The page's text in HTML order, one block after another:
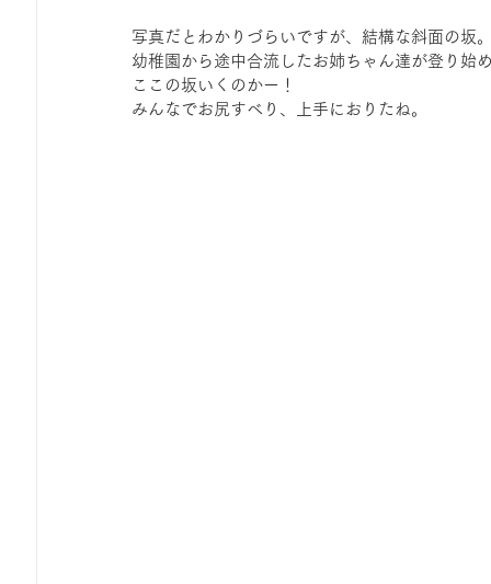
写真だとわかりづらいですが、結構な斜面の坂
幼稚園から途中合流したお姉ちゃん達が登り始
ここの坂いくのかー！
みんなでお尻すべり、上手におりたね。